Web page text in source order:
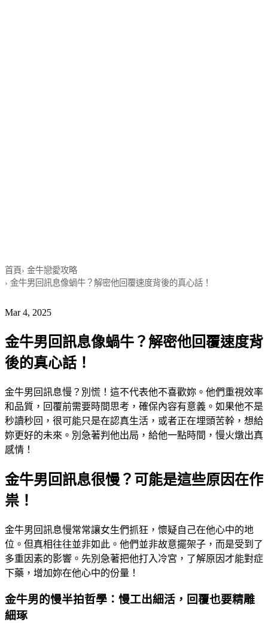
首頁› 金牛戀愛攻略
› 金牛男回訊息像蝸牛？解密他回覆速度背後的真心話！
Mar 4, 2025
金牛男回訊息像蝸牛？解密他回覆速度背
後的真心話！
金牛男回訊息慢？別慌！這不代表他不喜歡妳。他們重視效率
和品質，回覆前需要時間思考，確保內容有意義。如果他不是
秒讀秒回，很可能只是在認真生活，或者正在埋頭苦幹，想給
妳更好的未來。別急著判他出局，給他一點時間，慢火燉出真
感情！
金牛男回訊息很慢？可能是這些原因在作
祟！
金牛男回訊息慢常常讓女生們抓狂，懷疑自己在他心中的地
位。但真相往往並非如此。他們並非故意擺架子，而是受到了
多重因素的影響。先別急著把他打入冷宮，了解原因才能對症
下藥，增加妳在他心中的份量！
金牛男的慢半拍哲學：慢工出細活，回覆也要精雕
細琢